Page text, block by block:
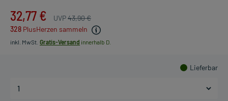
32,77 € UVP43,90 €
328 PlusHerzen sammeln
inkl. MwSt. Gratis-Versand innerhalb D.
Lieferbar